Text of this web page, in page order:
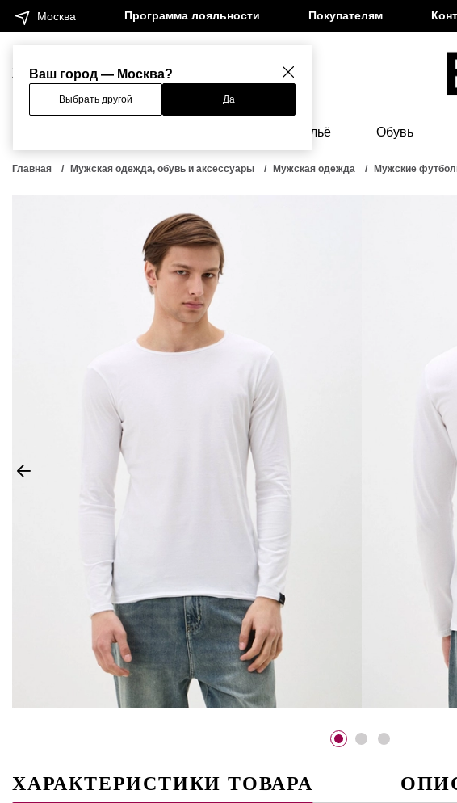
Ваш город — Москва?
Выбрать другой Да
Москва Программа лояльности Покупателям
Женщинам Мужчинам
Бельё Обувь
Главная Мужская одежда, обувь и аксессуары Мужская одежда Мужские
ХАРАКТЕРИСТИКИ ТОВАРА